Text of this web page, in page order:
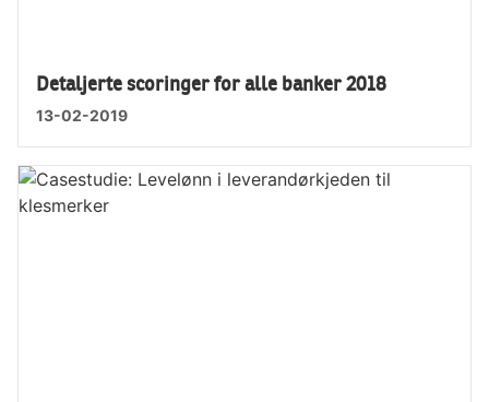
Detaljerte scoringer for alle banker 2018
13-02-2019